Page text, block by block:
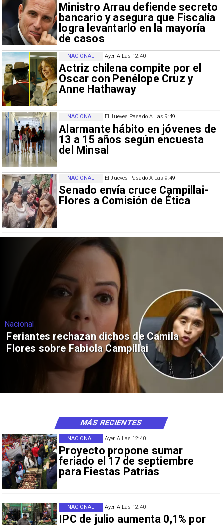
Ministro Arrau defiende secreto
bancario y asegura que Fiscalía
logra levantarlo en la mayoría
de casos
Ayer A Las 12:40
Actriz chilena compite por el
Oscar con Penélope Cruz y
Anne Hathaway
NACIONAL
El Jueves Pasado A Las 9:49
Alarmante hábito en jóvenes de
13 a 15 años según encuesta
del Minsal
NACIONAL
El Jueves Pasado A Las 9:49
Senado envía cruce Campillai-
Flores a Comisión de Ética
NACIONAL
Nacional
Feriantes rechazan dichos de Camila
Flores sobre Fabiola Campillai
Ayer A Las 12:40
Proyecto propone sumar
feriado el 17 de septiembre
para Fiestas Patrias
NACIONAL
Ayer A Las 12:40
IPC de julio aumenta 0,1% por
NACIONAL
MÁS RECIENTES